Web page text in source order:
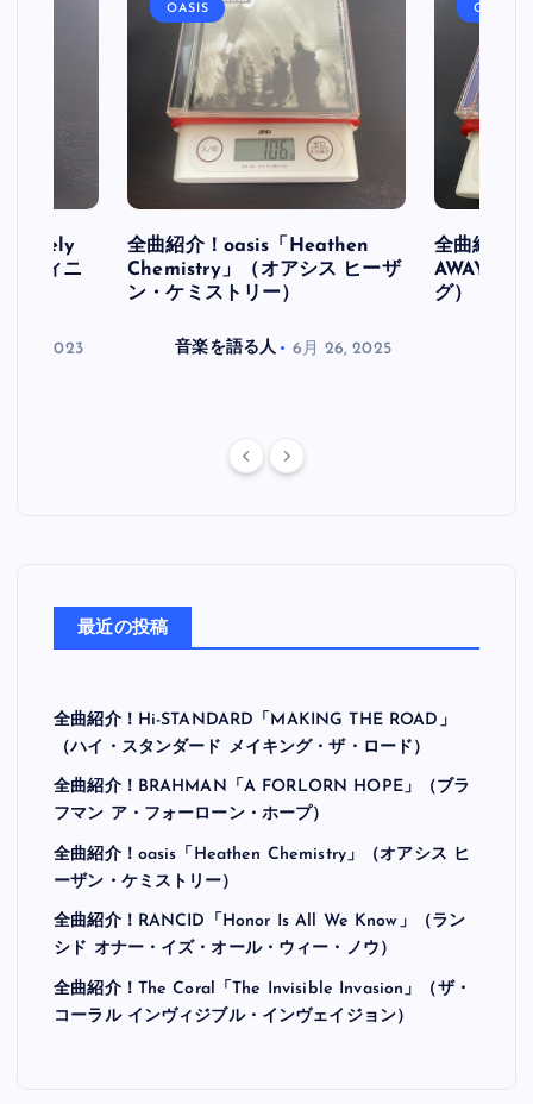
フィニ
30, 2023
OASIS
全曲紹介！oasis「Heathen
Chemistry」（オアシス ヒーザ
ン・ケミストリー）
音楽を語る人 6月 26, 2025
OASIS
全曲紹介
AWAY」
グ）
最近の投稿
全曲紹介！Hi-STANDARD「MAKING THE ROAD」
（ハイ・スタンダード メイキング・ザ・ロード）
全曲紹介！BRAHMAN「A FORLORN HOPE」（ブラ
フマン ア・フォーローン・ホープ）
全曲紹介！oasis「Heathen Chemistry」（オアシス ヒ
ーザン・ケミストリー）
全曲紹介！RANCID「Honor Is All We Know」（ラン
シド オナー・イズ・オール・ウィー・ノウ）
全曲紹介！The Coral「The Invisible Invasion」（ザ・
コーラル インヴィジブル・インヴェイジョン）